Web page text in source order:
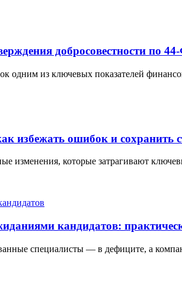
добросовестности по
одним из ключевых показателей
избежать ошибок и сохранить
изменения, которые затрагивают
кандидатов:
специалисты — в дефиците, а